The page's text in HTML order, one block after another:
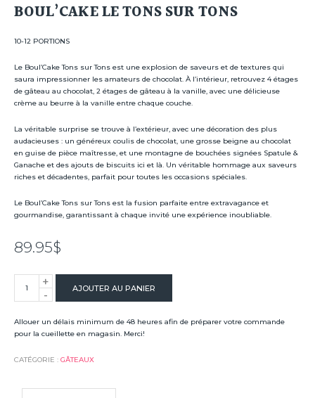
BOUL’CAKE LE TONS SUR TONS
10-12 PORTIONS
Le Boul’Cake Tons sur Tons est une explosion de saveurs et de textures qui
saura impressionner les amateurs de chocolat. À l’intérieur, retrouvez 4 étages
de gâteau au chocolat, 2 étages de gâteau à la vanille, avec une délicieuse
crème au beurre à la vanille entre chaque couche.
La véritable surprise se trouve à l’extérieur, avec une décoration des plus
audacieuses : un généreux coulis de chocolat, une grosse beigne au chocolat
en guise de pièce maîtresse, et une montagne de bouchées signées Spatule &
Ganache et des ajouts de biscuits ici et là. Un véritable hommage aux saveurs
riches et décadentes, parfait pour toutes les occasions spéciales.
Le Boul’Cake Tons sur Tons est la fusion parfaite entre extravagance et
gourmandise, garantissant à chaque invité une expérience inoubliable.
89.95$
quantité
de
Boul'cake
Le
Tons
+
-
AJOUTER AU PANIER
Allouer un délais minimum de 48 heures afin de préparer votre commande
pour la cueillette en magasin. Merci!
CATÉGORIE : GÂTEAUX